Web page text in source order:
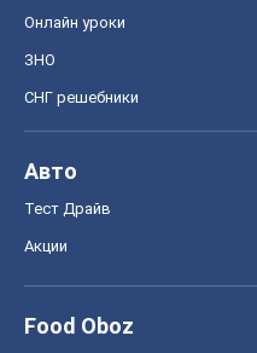
Онлайн уроки
ЗНО
СНГ решебники
Авто
Тест Драйв
Акции
Food Oboz